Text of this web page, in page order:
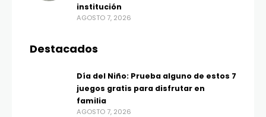
institución
AGOSTO 7, 2026
Destacados
Día del Niño: Prueba alguno de estos 7
juegos gratis para disfrutar en
familia
AGOSTO 7, 2026